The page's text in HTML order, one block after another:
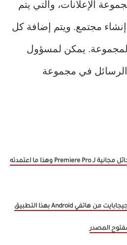
الإعلانات، والتي يتم
إنشاء مجتمع. ويتم إضافة كل
يمكن لمسؤول
في مجموعة
حررت 10 جيجابايت من هاتفي Android بهذا التطبيق
المصدر